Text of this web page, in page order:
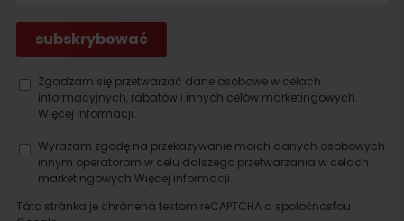
Szukaj
noclegu
Zgadzam się przetwarzać dane osobowe w celach
informacyjnych, rabatów i innych celów marketingowych.
Więcej informacji.
Wyrażam zgodę na przekazywanie moich danych osobowych
innym operatorom w celu dalszego przetwarzania w celach
marketingowych.Więcej informacji.
Táto stránka je chránená testom reCAPTCHA a spoločnosťou